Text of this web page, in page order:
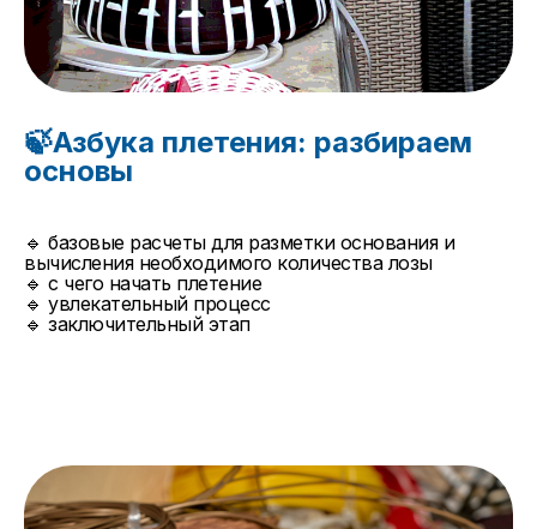
🍃Азбука плетения: разбираем
основы
🔹 базовые расчеты для разметки основания и
вычисления необходимого количества лозы
🔹 с чего начать плетение
🔹 увлекательный процесс
🔹 заключительный этап